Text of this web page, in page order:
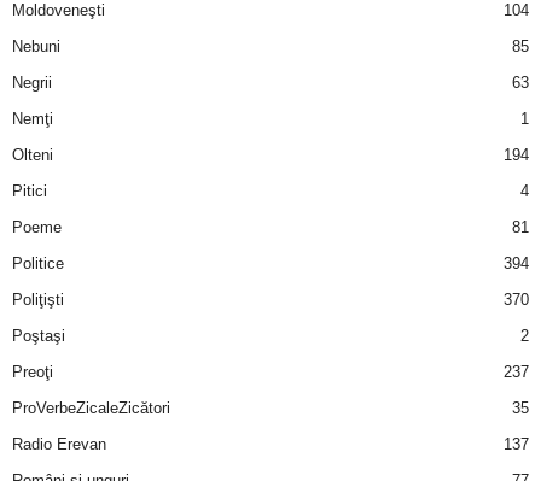
Moldoveneşti
104
Nebuni
85
Negrii
63
Nemţi
1
Olteni
194
Pitici
4
Poeme
81
Politice
394
Poliţişti
370
Poştaşi
2
Preoţi
237
ProVerbeZicaleZicători
35
Radio Erevan
137